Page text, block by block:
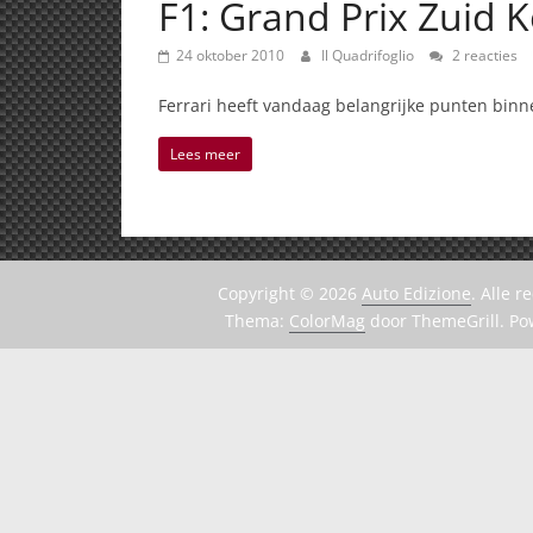
F1: Grand Prix Zuid
24 oktober 2010 Il Quadrifoglio 2 reacties
Ferrari heeft vandaag belangrijke punten
Lees meer
Copyright © 2026 Auto Edizione. Alle
Thema: ColorMag door ThemeGrill.